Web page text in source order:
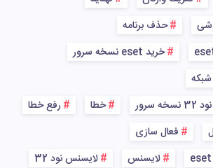
حذف برنامه
خرید eset نسخه سرور
خطا
رفع خطا
فعال سازی
لایسنس لایسنس نود 32